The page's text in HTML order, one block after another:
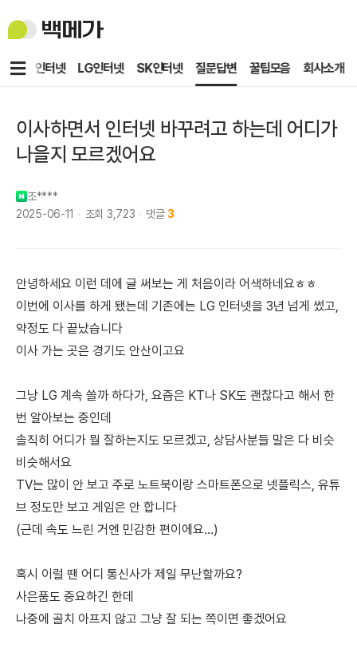
백
메
KT인터넷 LG인터넷 SK인터넷 질문답변 꿀팁모음 회사소개
메
이사하면서 인터넷 바꾸려고 하는데 어디가
나을지 모르겠어요
조****
2025-06-11
조회 3,723 댓글 3
안녕하세요 이런 데에 글 써보는 게 처음이라 어색하네요ㅎㅎ
이번에 이사를 하게 됐는데 기존에는 LG 인터넷을 3년 넘게 썼고,
약정도 다 끝났습니다
이사 가는 곳은 경기도 안산이고요
그냥 LG 계속 쓸까 하다가, 요즘은 KT나 SK도 괜찮다고 해서 한
번 알아보는 중인데
솔직히 어디가 뭘 잘하는지도 모르겠고, 상담사분들 말은 다 비슷
비슷해서요
TV는 많이 안 보고 주로 노트북이랑 스마트폰으로 넷플릭스, 유튜
브 정도만 보고 게임은 안 합니다
(근데 속도 느린 거엔 민감한 편이에요…)
혹시 이럴 땐 어디 통신사가 제일 무난할까요?
사은품도 중요하긴 한데
나중에 골치 아프지 않고 그냥 잘 되는 쪽이면 좋겠어요